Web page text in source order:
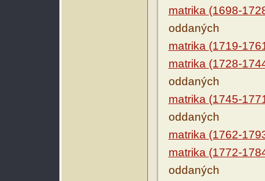
matrika (1698-
oddaných
matrika (1719-
matrika (1728-
oddaných
matrika (1745-
oddaných
matrika (1762-
matrika (1772-
oddaných